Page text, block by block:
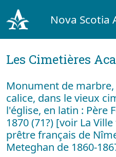
Nova Scotia
Les Cimetières
Monument de
calice, dans le vieux
l'église, en latin : Père
1870 (71?) [voir La
prêtre français de
Meteghan de 1860-